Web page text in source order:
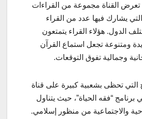
تعرض القناة مجموعة من القراءات
التي يشارك فيها عدد من القراء
الدول. هؤلاء القراء يتمتعون
ومتنوعة تجعل استماع القرآن
وجمالية تفوق التوقعات.
التي تحظى بشعبية كبيرة على قناة
برنامج “فقه الحياة”، حيث يتناول
والاجتماعية من منظور إسلامي.